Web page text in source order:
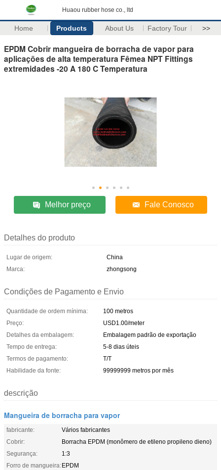
Huaou rubber hose co., ltd
Home Products About Us Factory Tour >>
EPDM Cobrir mangueira de borracha de vapor para
aplicações de alta temperatura Fêmea NPT Fittings
extremidades -20 A 180 C Temperatura
Melhor preço Fale Conosco
Detalhes do produto
Lugar de origem:
China
Marca:
zhongsong
Condições de Pagamento e Envio
Quantidade de ordem mínima:
100 metros
Preço:
USD1.00/meter
Detalhes da embalagem:
Embalagem padrão de exportação
Tempo de entrega:
5-8 dias úteis
Termos de pagamento:
T/T
Habilidade da fonte:
99999999 metros por mês
descrição
Mangueira de borracha para vapor
fabricante:
Vários fabricantes
Cobrir:
Borracha EPDM (monômero de etileno propileno dieno)
Segurança:
1:3
Forro de mangueira:EPDM